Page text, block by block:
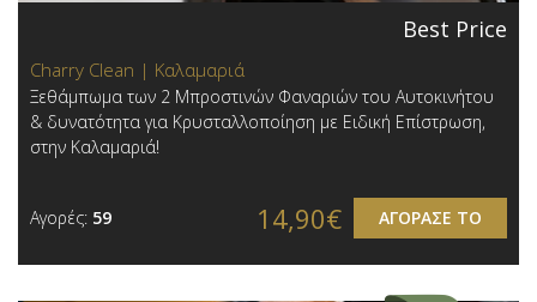
Best Price
Charry Clean | Καλαμαριά
Ξεθάμπωμα των 2 Μπροστινών Φαναριών του Αυτοκινήτου
& δυνατότητα για Κρυσταλλοποίηση με Ειδική Επίστρωση,
στην Καλαμαριά!
Αγορές: 59 ΑΓΟΡΑΣΕ ΤΟ
14,90€